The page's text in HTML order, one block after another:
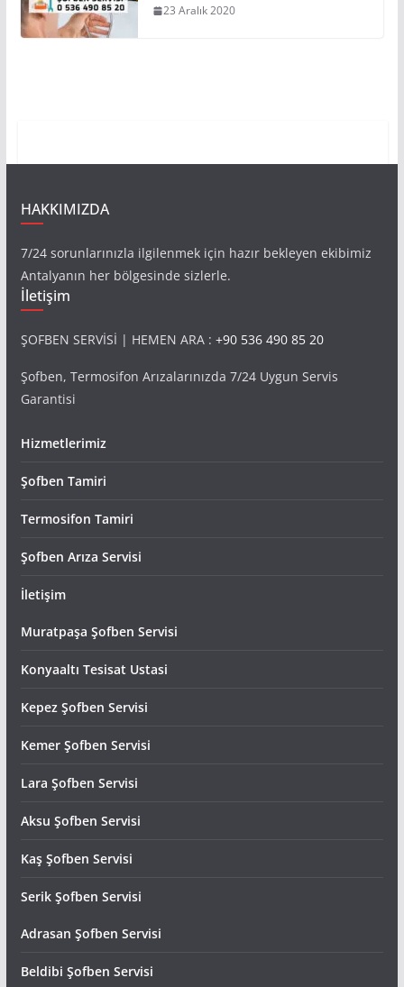
23 Aralık 2020
HAKKIMIZDA
7/24 sorunlarınızla ilgilenmek için hazır bekleyen ekibimiz
Antalyanın her bölgesinde sizlerle.
İletişim
ŞOFBEN SERVİSİ | HEMEN ARA : +90 536 490 85 20
Şofben, Termosifon Arızalarınızda 7/24 Uygun Servis
Garantisi
Hizmetlerimiz
Şofben Tamiri
Termosifon Tamiri
Şofben Arıza Servisi
İletişim
Muratpaşa Şofben Servisi
Konyaaltı Tesisat Ustasi
Kepez Şofben Servisi
Kemer Şofben Servisi
Lara Şofben Servisi
Aksu Şofben Servisi
Kaş Şofben Servisi
Serik Şofben Servisi
Adrasan Şofben Servisi
Beldibi Şofben Servisi